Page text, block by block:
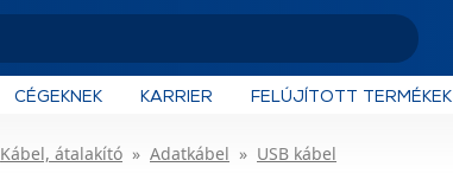
CÉGEKNEK KARRIER FELÚJÍTOTT TERMÉKEK
Kábel, átalakító Adatkábel
USB kábel